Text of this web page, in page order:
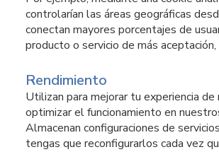
controlarían las áreas geográficas
conectan mayores porcentajes de
producto o servicio de más aceptación,
Rendimiento
Utilizan para mejorar tu experiencia de
optimizar el funcionamiento en
Almacenan configuraciones de
tengas que reconfigurarlos cada vez